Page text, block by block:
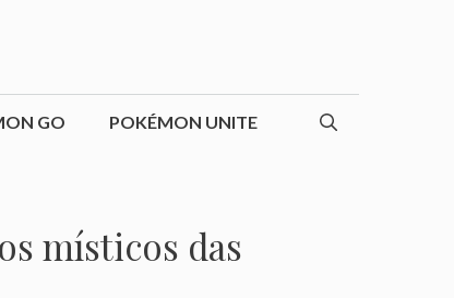
GO POKÉMON UNITE
místicos das